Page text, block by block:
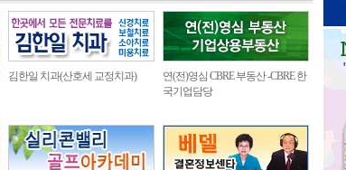
김한일 치과(산호세 교정치과)
연(전)영심 CBRE 부동산 -CBRE 한
국기업담당